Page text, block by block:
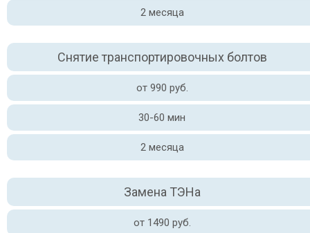
2 месяца
Снятие транспортировочных болтов
от 990 руб.
30-60 мин
2 месяца
Замена ТЭНа
от 1490 руб.